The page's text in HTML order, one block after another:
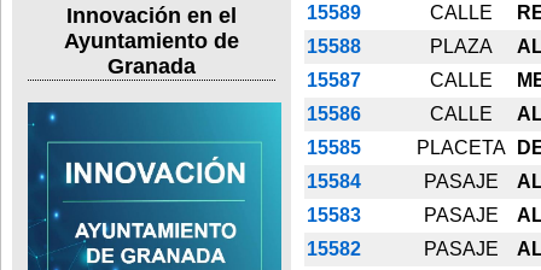
Innovación en el
Ayuntamiento de
Granada
15589
CALLE
15588
PLAZA
15587
CALLE
15586
CALLE
15585
PLACETA
15584
PASAJE
15583
PASAJE
15582
PASAJE